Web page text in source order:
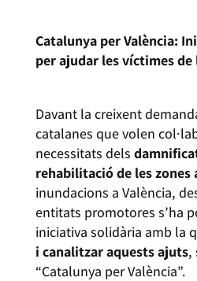
Catalunya per València:
per ajudar les víctimes
Davant la creixent
catalanes que volen
necessitats dels
rehabilitació de les zones
inundacions a València,
entitats promotores s’ha
iniciativa solidària amb la
i canalitzar aquests ajuts,
“Catalunya per València”.